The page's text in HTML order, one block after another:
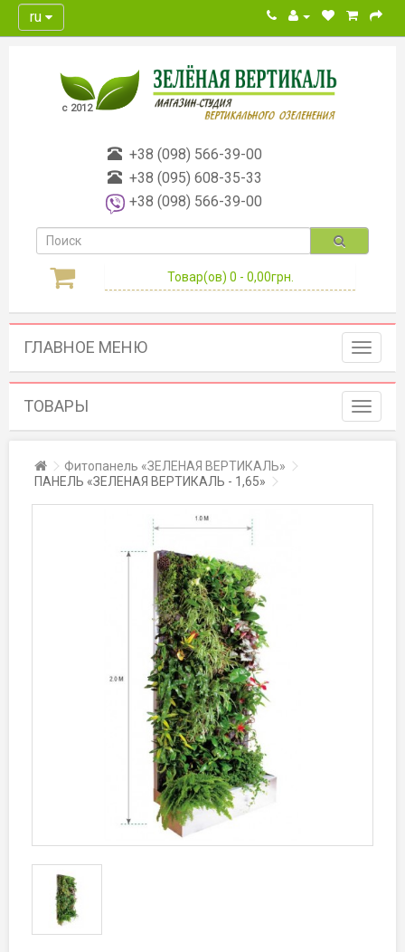
ru
с 2012
+38 (098) 566-39-00
+38 (095) 608-35-33
+38 (098) 566-39-00
Товар(ов) 0 - 0,00грн.
Toggle
ГЛАВНОЕ МЕНЮ
Toggle
ТОВАРЫ
Главная
Фитопанель «ЗЕЛЕНАЯ ВЕРТИКАЛЬ»
ПАНЕЛЬ «ЗЕЛЕНАЯ ВЕРТИКАЛЬ - 1,65»